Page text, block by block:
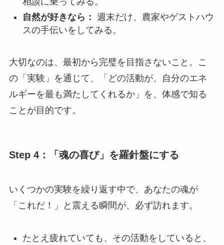
自然が好きなら： 週末だけ、農家やゲストハウ
スの手伝いをしてみる。
大切なのは、最初から完璧を目指さないこと。こ
の「実験」を通じて、「どの活動が、自分のエネ
ルギーを最も満たしてくれるか」を、体感で知る
ことが目的です。
Step 4：「魂の喜び」を羅針盤にする
いくつかの実験を繰り返す中で、あなたの魂が
「これだ！」と震える瞬間が、必ず訪れます。
たとえ疲れていても、その活動をしていると、